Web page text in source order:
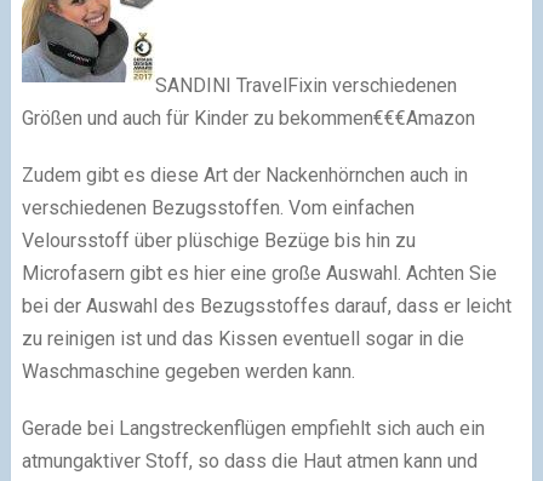
SANDINI TravelFixin verschiedenen
Größen und auch für Kinder zu bekommen€€€Amazon
Zudem gibt es diese Art der Nackenhörnchen auch in
verschiedenen Bezugsstoffen. Vom einfachen
Veloursstoff über plüschige Bezüge bis hin zu
Microfasern gibt es hier eine große Auswahl. Achten Sie
bei der Auswahl des Bezugsstoffes darauf, dass er leicht
zu reinigen ist und das Kissen eventuell sogar in die
Waschmaschine gegeben werden kann.
Gerade bei Langstreckenflügen empfiehlt sich auch ein
atmungaktiver Stoff, so dass die Haut atmen kann und